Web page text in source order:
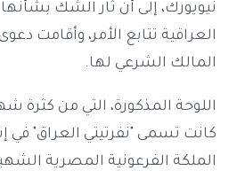
نيويورك، إلى أن ثار الشك
العراقية تتابع الأمر، وأقامت
المالك الشرعي لها.
اللوحة المذكورة، التي من كثرة
كانت تسمى "نفرتيتي العراق" في
الملكة الفرعونية المصرية